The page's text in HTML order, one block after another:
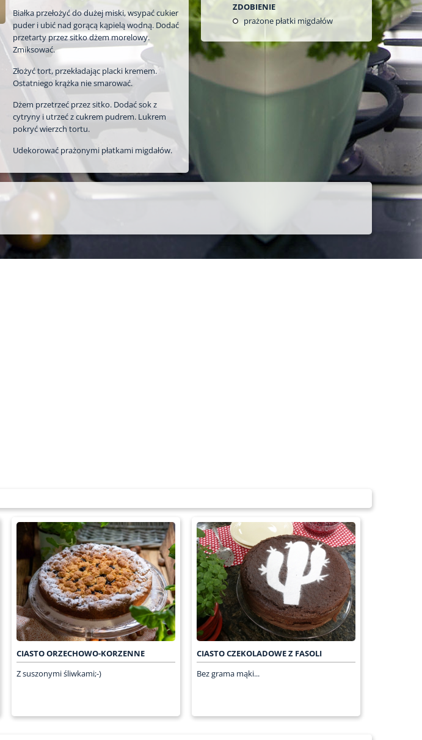
Białka przełożyć do dużej miski, wsypać cukier
puder i ubić nad gorącą kąpielą wodną. Dodać
przetarty przez sitko dżem morelowy.
Zmiksować.
Złożyć tort, przekładając placki kremem.
Ostatniego krążka nie smarować.
Dżem przetrzeć przez sitko. Dodać sok z
cytryny i utrzeć z cukrem pudrem. Lukrem
pokryć wierzch tortu.
Udekorować prażonymi płatkami migdałów.
ZDOBIENIE
prażone płatki migdałów
CIASTO ORZECHOWO-KORZENNE
Z suszonymi śliwkami;-)
CIASTO CZEKOLADOWE Z FASOLI
Bez grama mąki...